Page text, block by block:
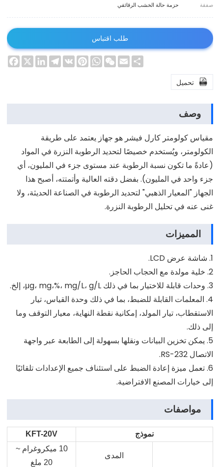
صفقة
حزمة حالة الخشب الرقائقي
طلب اقتباس
X
LinkedIn
Telegram VK
Pinterest
WhatsAppWeChatEmailShare
 تحميل
وصف
مقياس كولومتر كارل فيشر هو جهاز يعتمد على طريقة
الكولومتر، ويُستخدم خصيصًا لتحديد الرطوبة النزرة في المواد
(عادةً ما تكون نسبة الرطوبة عند مستوى جزء في المليون، أي
جزء واحد في المليون). بفضل دقته العالية وأتمتته، أصبح هذا
الجهاز "المعيار الذهبي" لتحديد الرطوبة في الصناعة الحديثة، ولا
غنى عنه في تحليل الرطوبة النزرة.
المميزات
1. شاشة عرض LCD.
2. خلية مولدة مع الحجاب الحاجز.
3. وحدات قابلة للاختيار بما في ذلك μg، mg،%، mg/L، g/L، إلخ.
4. المعلمات القابلة للضبط، بما في ذلك وحدة القياس، تيار
الاستقطاب، تيار المولد، إمكانية نقطة النهاية، معيار التوقف وما
إلى ذلك.
5. يمكن تخزين البيانات ونقلها بسهولة إلى الطابعة عبر واجهة
الاتصال RS-232.
6. تعمل ميزة إعادة الضبط على استئناف جميع الإعدادات تلقائيًا
إلى خيارات المصنع الافتراضية.
مواصفات
نموذج KFT-20V
المدى
10 ميكروغرام ~
20 ملغ